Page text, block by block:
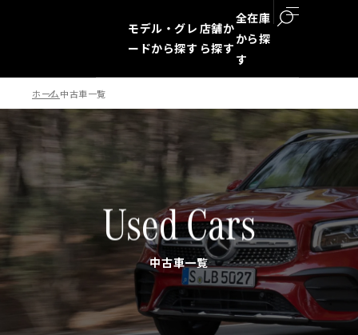
モデル・グレ
ードから探す
店舗か
ら探す
全在庫
から探
す
ホーム中古車一覧
Used Cars
中古車一覧